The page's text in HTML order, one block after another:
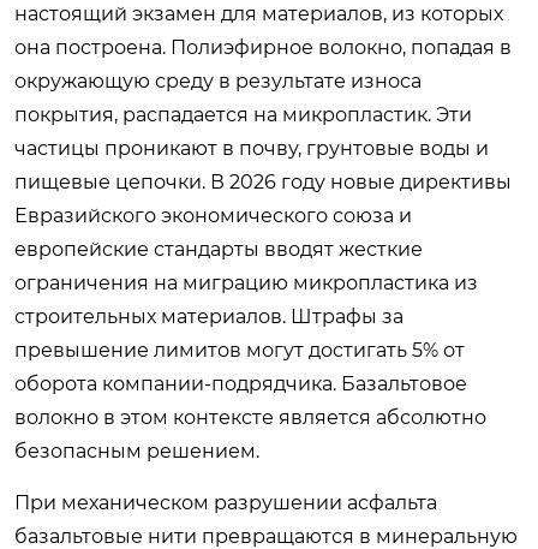
настоящий экзамен для материалов, из которых
она построена. Полиэфирное волокно, попадая в
окружающую среду в результате износа
покрытия, распадается на микропластик. Эти
частицы проникают в почву, грунтовые воды и
пищевые цепочки. В 2026 году новые директивы
Евразийского экономического союза и
европейские стандарты вводят жесткие
ограничения на миграцию микропластика из
строительных материалов. Штрафы за
превышение лимитов могут достигать 5% от
оборота компании-подрядчика. Базальтовое
волокно в этом контексте является абсолютно
безопасным решением.
При механическом разрушении асфальта
базальтовые нити превращаются в минеральную